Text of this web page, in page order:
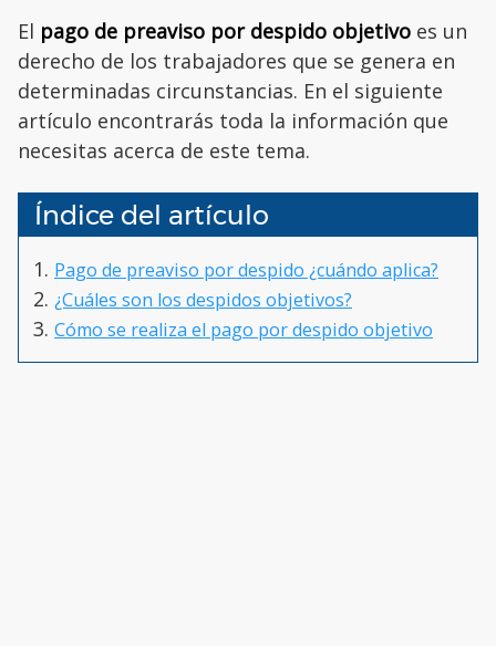
El pago de preaviso por despido objetivo es un
derecho de los trabajadores que se genera en
determinadas circunstancias. En el siguiente
artículo encontrarás toda la información que
necesitas acerca de este tema.
Índice del artículo
Pago de preaviso por despido ¿cuándo aplica?
¿Cuáles son los despidos objetivos?
Cómo se realiza el pago por despido objetivo